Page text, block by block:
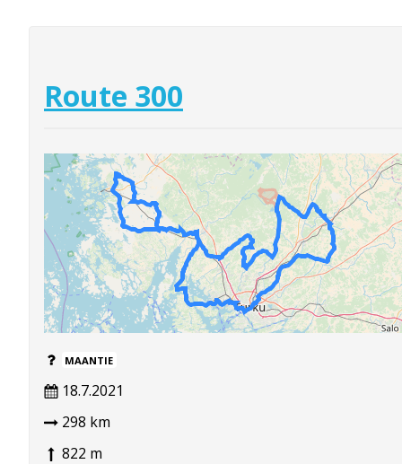
Route 300
MAANTIE
18.7.2021
298 km
822 m